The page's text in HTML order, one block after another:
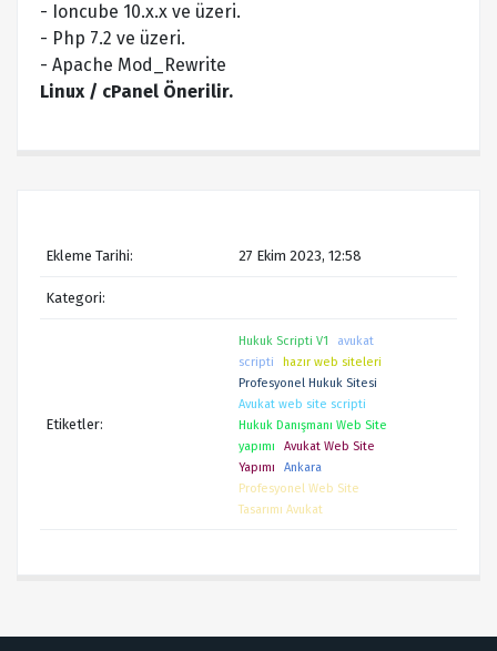
- Ioncube 10.x.x ve üzeri.
- Php 7.2 ve üzeri.
- Apache Mod_Rewrite
Linux / cPanel Önerilir.
Ekleme Tarihi: 27 Ekim 2023, 12:58
Kategori:
Etiketler:
Hukuk Scripti V1
avukat
scripti
hazır web siteleri
Profesyonel Hukuk Sitesi
Avukat web site scripti
Hukuk Danışmanı Web Site
yapımı
Avukat Web Site
Yapımı
Ankara
Profesyonel Web Site
Tasarımı Avukat